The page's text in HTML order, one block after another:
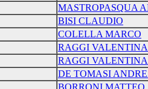
MASTROPASQUA
BISI CLAUDIO
COLELLA MARCO
RAGGI VALENTINA
RAGGI VALENTINA
DE TOMASI
BORRONI MATTEO